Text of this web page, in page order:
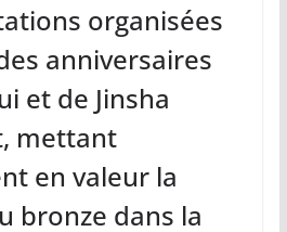
organisées
anniversaires
et de Jinsha
mettant
en valeur la
bronze dans la